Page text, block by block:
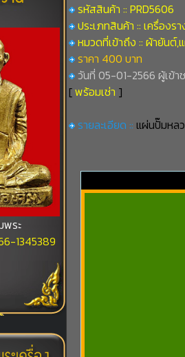
พระ
1345389
รหัสสินค้า :: PRD5606
ประเภทสินค้า :: เครื่องร
หมวดที่เข้าถึง :: ผ้ายันต์,
ราคา 400 บาท
วันที่ 05-01-2566 ผู้เข้
[พร้อมเช่า ]
รายละเอียด :: แผ่นปั๊มหล